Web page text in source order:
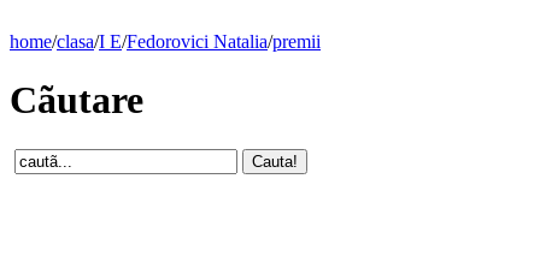
home/clasa/I E/Fedorovici Natalia/premii
Cãutare